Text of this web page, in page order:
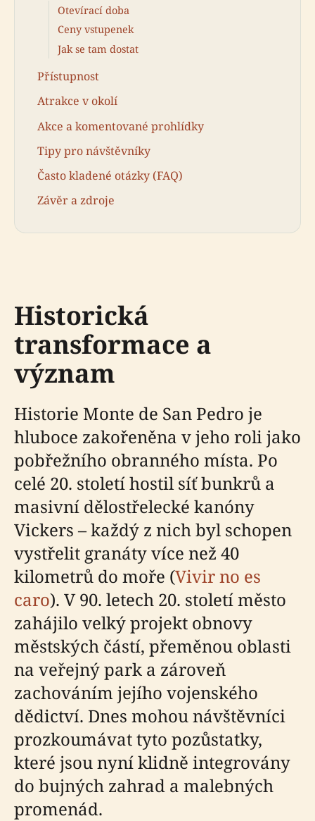
Otevírací doba
Ceny vstupenek
Jak se tam dostat
Přístupnost
Atrakce v okolí
Akce a komentované prohlídky
Tipy pro návštěvníky
Často kladené otázky (FAQ)
Závěr a zdroje
Historická
transformace a
význam
Historie Monte de San Pedro je
hluboce zakořeněna v jeho roli jako
pobřežního obranného místa. Po
celé 20. století hostil síť bunkrů a
masivní dělostřelecké kanóny
Vickers – každý z nich byl schopen
vystřelit granáty více než 40
kilometrů do moře (Vivir no es
caro). V 90. letech 20. století město
zahájilo velký projekt obnovy
městských částí, přeměnou oblasti
na veřejný park a zároveň
zachováním jejího vojenského
dědictví. Dnes mohou návštěvníci
prozkoumávat tyto pozůstatky,
které jsou nyní klidně integrovány
do bujných zahrad a malebných
promenád.